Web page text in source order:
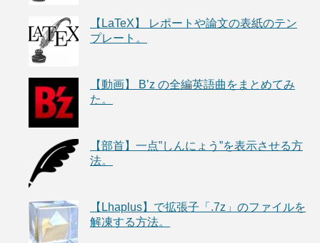
【LaTeX】 レポートや論文の表紙のテン
プレート。
【動画】 B’z の全編英語曲をまとめてみ
た。
【部首】一点”しんにょう”を表示させる方
法。
【Lhaplus】で拡張子「.7z」のファイルを
解凍する方法。